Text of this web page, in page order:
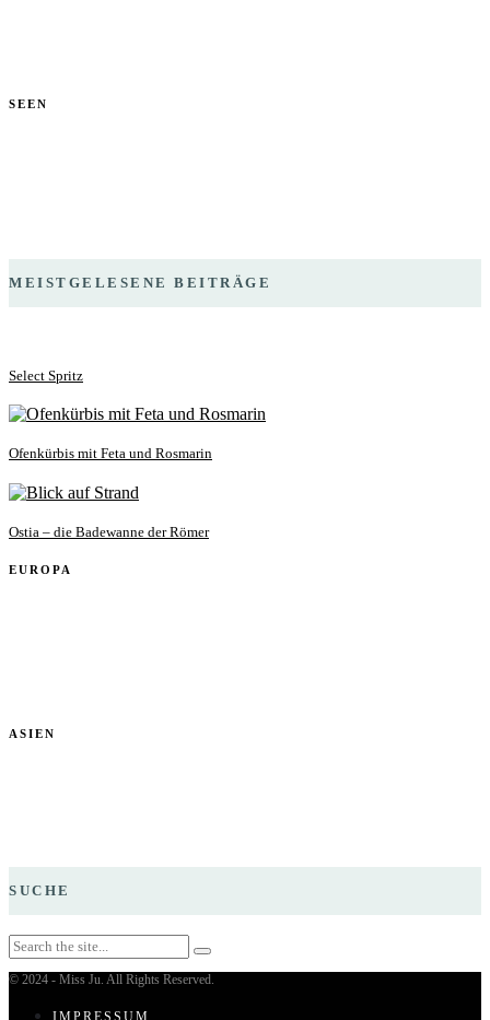
SEEN
MEISTGELESENE BEITRÄGE
Select Spritz
Ofenkürbis mit Feta und Rosmarin
Ostia – die Badewanne der Römer
EUROPA
ASIEN
SUCHE
© 2024 - Miss Ju. All Rights Reserved.
IMPRESSUM